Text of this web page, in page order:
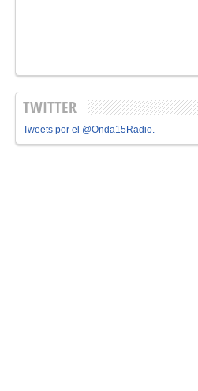
TWITTER
Tweets por el @Onda15Radio.